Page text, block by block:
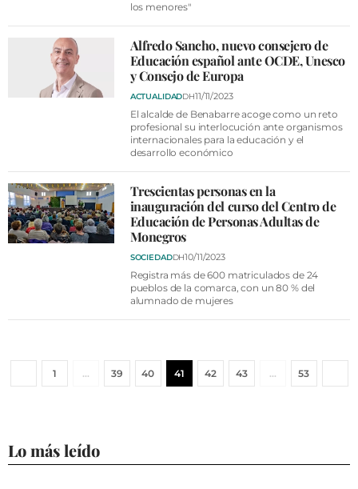
los menores"
Alfredo Sancho, nuevo consejero de
Educación español ante OCDE, Unesco
y Consejo de Europa
ACTUALIDADDH11/11/2023
El alcalde de Benabarre acoge como un reto
profesional su interlocución ante organismos
internacionales para la educación y el
desarrollo económico
Trescientas personas en la
inauguración del curso del Centro de
Educación de Personas Adultas de
Monegros
SOCIEDADDH10/11/2023
Registra más de 600 matriculados de 24
pueblos de la comarca, con un 80 % del
alumnado de mujeres
1 … 39 40 41 42 43 … 53
Lo más leído